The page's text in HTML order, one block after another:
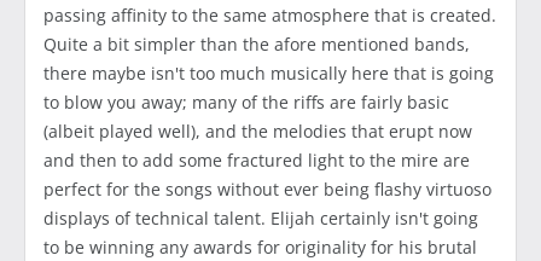
passing affinity to the same atmosphere that is created.
Quite a bit simpler than the afore mentioned bands,
there maybe isn't too much musically here that is going
to blow you away; many of the riffs are fairly basic
(albeit played well), and the melodies that erupt now
and then to add some fractured light to the mire are
perfect for the songs without ever being flashy virtuoso
displays of technical talent. Elijah certainly isn't going
to be winning any awards for originality for his brutal